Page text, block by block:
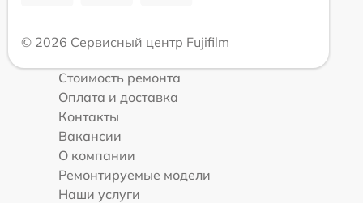
© 2026 Сервисный центр Fujifilm
Стоимость ремонта
Оплата и доставка
Контакты
Вакансии
О компании
Ремонтируемые модели
Наши услуги